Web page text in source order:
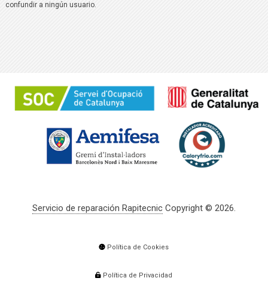
confundir a ningún usuario.
Servicio de reparación RapitecnicCopyright © 2026.
Política de Cookies
Política de Privacidad